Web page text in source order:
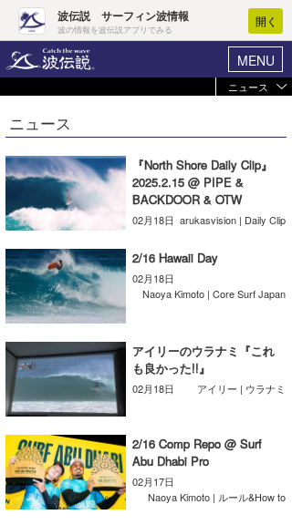
波伝説 サーフィン波情報
波の情報を波伝説アプリでみる
開く
MENU
ヘルプ マイホーム
ログイン
新規会員登録
波情報･概況
WAVE HUNTER波予想ツール
気象情報
ニュース
サーフィンエリアガイド
会員メニュー
ニュース
『North Shore Daily Clip』
2025.2.15 @ PIPE &
BACKDOOR & OTW
02月18日 arukasvision | Daily Clip
2/16 Hawaii Day
02月18日
Naoya Kimoto | Core Surf Japan
アイリーのウラナミ『これ
も良かった!!』
02月18日 アイリー | ウラナミ
2/16 Comp Repo @ Surf
Abu Dhabi Pro
02月17日
Naoya Kimoto | ルール&How to
ニュース
Core Surf Japan
コンテスト
ファッション/グッズ
アート＆エンタメ
コラム
トラベル
ショップ情報
ショップ情報
湘南
千葉北
伊豆
ウラナミ
その他
ルール＆How to